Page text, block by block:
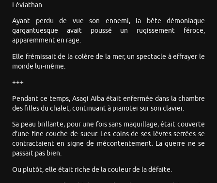
Léviathan.
Ayant perdu de vue son ennemi, la bête démoniaque
gargantuesque avait poussé un rugissement féroce,
apparemment en rage.
Elle frémissait de la colère de la mer, un spectacle à effrayer le
monde lui-même.
+++
Pendant ce temps, Asagi Aiba était enfermée dans la chambre
des filles du chalet, continuant à pianoter sur son clavier.
Sa peau brillante, pour une fois sans maquillage, était couverte
d’une fine couche de sueur. Les coins de ses lèvres serrées se
contractaient en signe de mécontentement. La guerre ne se
passait pas bien.
Ou plutôt, elle était riche de la couleur de la défaite.